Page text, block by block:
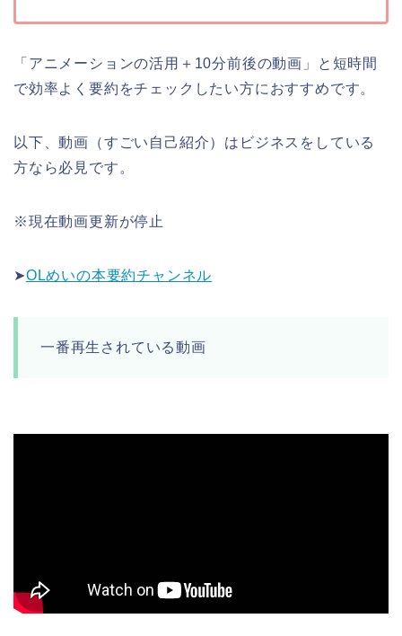
「アニメーションの活用＋10分前後の動画」と短時間
で効率よく要約をチェックしたい方におすすめです。
以下、動画（すごい自己紹介）はビジネスをしている
方なら必見です。
※現在動画更新が停止
➤OLめいの本要約チャンネル
一番再生されている動画